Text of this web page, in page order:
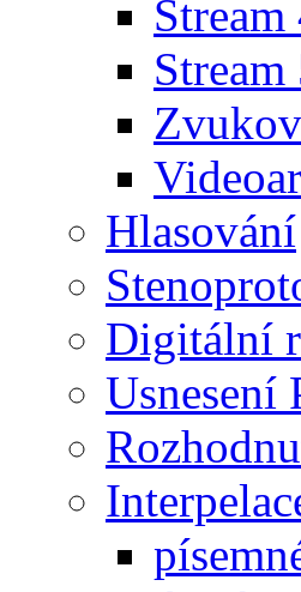
Stream
Stream
Hlasování
Digitální
Usnesení